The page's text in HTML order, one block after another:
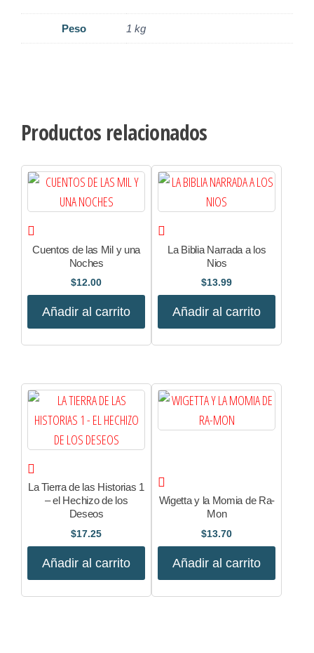
Peso 1 kg
Productos relacionados
Cuentos de las Mil y una
Noches
$12.00
Añadir al carrito
La Biblia Narrada a los
Nios
$13.99
Añadir al carrito
La Tierra de las Historias 1
– el Hechizo de los
Deseos
$17.25
Añadir al carrito
Wigetta y la Momia de Ra-
Mon
$13.70
Añadir al carrito